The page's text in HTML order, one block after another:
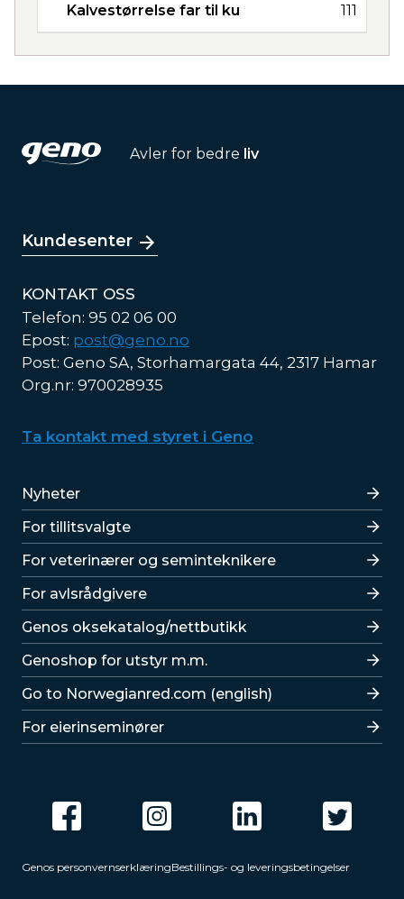
Kalvestørrelse far til ku 111
Avler for bedre liv
Kundesenter
KONTAKT OSS
Telefon: 95 02 06 00
Epost: post@geno.no
Post: Geno SA, Storhamargata 44, 2317 Hamar
Org.nr: 970028935
Ta kontakt med styret i Geno
Lenker
Nyheter
For tillitsvalgte
For veterinærer og seminteknikere
For avlsrådgivere
Lenker
Genos oksekatalog/nettbutikk
Genoshop for utstyr m.m.
Go to Norwegianred.com (english)
For eierinseminører
Genos personvernserklæringBestillings- og leveringsbetingelser